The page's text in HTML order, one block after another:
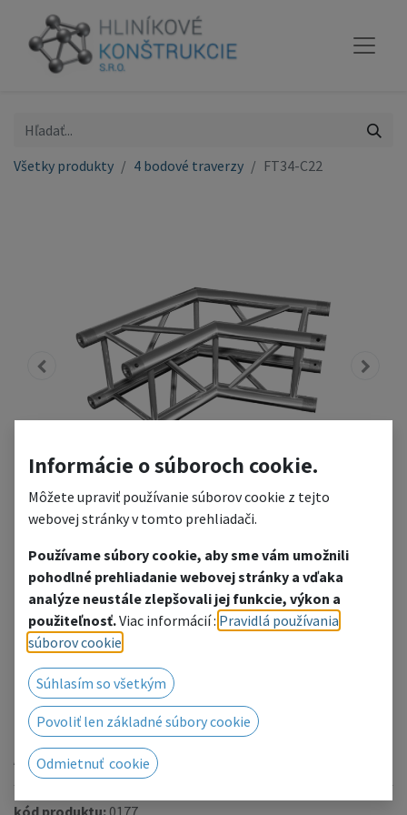
Všetky produkty 4 bodové traverzy FT34-C22
FT34-C22
2-way 120° corner
Pridať do zoznamu želaní
Radi Vám poskytneme cenovú ponuku, kliknutím
prejdete na kontaktný formulár.
Alebo nás kontaktujte telefonicky / e-mailom.
kód produktu: 0177
Informácie o súboroch cookie.
Môžete upraviť používanie súborov cookie z tejto
webovej stránky v tomto prehliadači.
Používame súbory cookie, aby sme vám umožnili
pohodlné prehliadanie webovej stránky a vďaka
analýze neustále zlepšovali jej funkcie, výkon a
použiteľnosť.Viac informácií : Pravidlá používania
súborov cookie
Súhlasím so všetkým
Povoliť len základné súbory cookie
Odmietnuť cookie